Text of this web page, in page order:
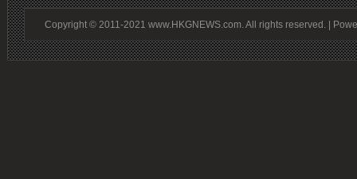
Copyright © 2011-2021 www.HKGNEWS.com. All rights reserved. |